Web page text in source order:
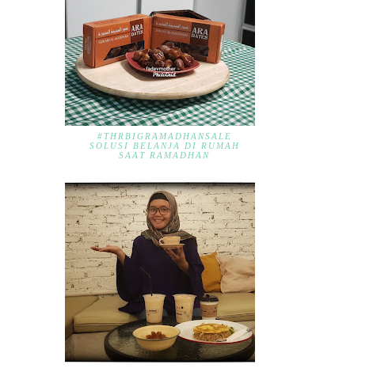
#THRBIGRAMADHANSALE
SOLUSI BELANJA DI RUMAH
SAAT RAMADHAN